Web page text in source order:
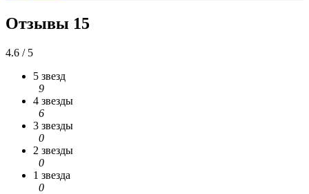
Отзывы 15
4.6 / 5
5 звезд
9
4 звезды
6
3 звезды
0
2 звезды
0
1 звезда
0